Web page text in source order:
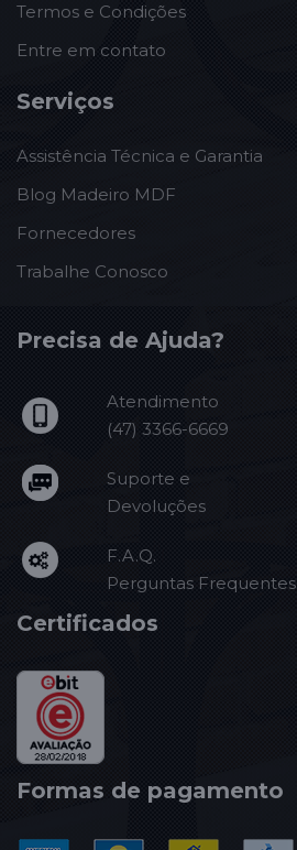
Termos e Condições
Entre em contato
Serviços
Assistência Técnica e Garantia
Blog Madeiro MDF
Fornecedores
Trabalhe Conosco
Precisa de Ajuda?
Atendimento
(47) 3366-6669
Suporte e
Devoluções
F.A.Q.
Perguntas Frequentes
Certificados
Formas de pagamento